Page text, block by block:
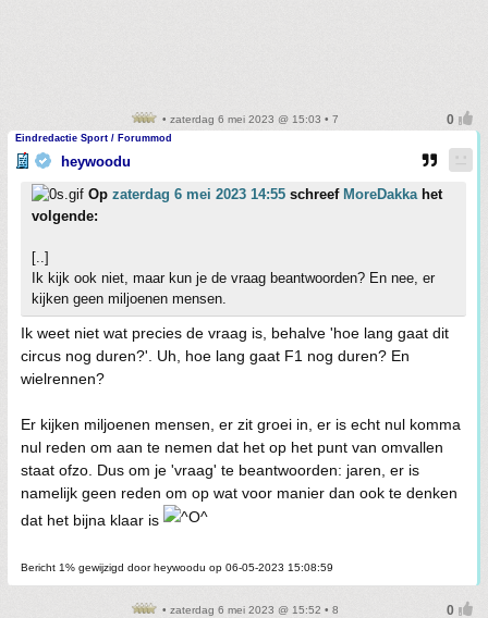
• zaterdag 6 mei 2023 @ 15:03 • 7
Eindredactie Sport / Forummod
heywoodu
Op zaterdag 6 mei 2023 14:55 schreef MoreDakkahet
volgende:
[..]
Ik kijk ook niet, maar kun je de vraag beantwoorden? En nee, er
kijken geen miljoenen mensen.
Ik weet niet wat precies de vraag is, behalve 'hoe lang gaat dit
circus nog duren?'. Uh, hoe lang gaat F1 nog duren? En
wielrennen?
Er kijken miljoenen mensen, er zit groei in, er is echt nul komma
nul reden om aan te nemen dat het op het punt van omvallen
staat ofzo. Dus om je 'vraag' te beantwoorden: jaren, er is
namelijk geen reden om op wat voor manier dan ook te denken
dat het bijna klaar is
Bericht 1% gewijzigd door heywoodu op 06-05-2023 15:08:59
• zaterdag 6 mei 2023 @ 15:52 • 8